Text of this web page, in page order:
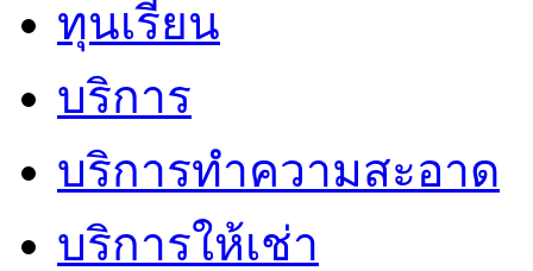
ทุนเรียน
บริการ
บริการทำความสะอาด
บริการให้เช่า